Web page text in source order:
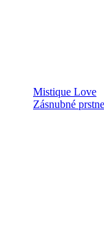
Mistique Love
Zásnubné